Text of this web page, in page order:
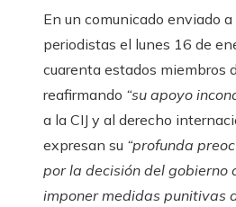
En un comunicado enviado a
periodistas el lunes 16 de
cuarenta estados miembros
reafirmando “su apoyo
a la CIJ y al derecho
expresan su “profunda
por la decisión del gobierno
imponer medidas punitivas